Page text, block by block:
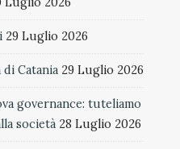
29 Luglio 2026
Catania 29 Luglio 2026
governance: tuteliamo
società 28 Luglio 2026